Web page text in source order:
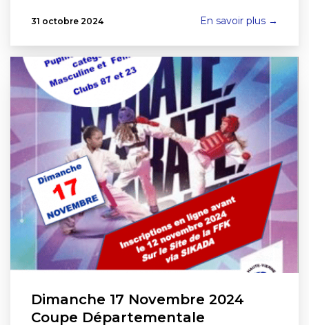
31 octobre 2024 En savoir plus →
Dimanche 17 Novembre 2024
Coupe Départementale